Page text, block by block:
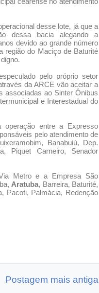
desse lote, já que a
dessa bacia alegando a
devido ao grande número
região do Maciço de Baturité
pelo próprio setor
da ARCE vão aceitar a
associadas ao Sinter Ônibus
e Interestadual do
entre a Expresso
pelo atendimento de
Banabuiú, Dep.
Piquet Carneiro, Senador
Metro e a Empresa São
Aratuba, Barreira, Baturité,
Pacoti, Palmácia, Redenção
Postagem mais antiga